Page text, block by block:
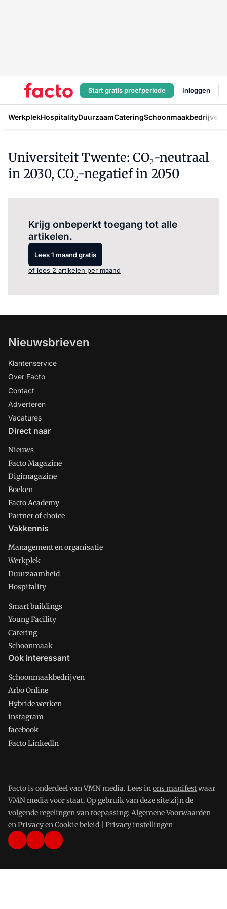
Start gratis proefperiode Inloggen
WerkplekHospitalityDuurzaamCateringSchoonmaakbedrijven
Universiteit Twente: CO₂-neutraal
in 2030, CO₂-negatief in 2050
Krijg onbeperkt toegang tot alle
artikelen.
Lees 1 maand gratis
of lees 2 artikelen per maand
Nieuwsbrieven
Klantenservice
Over Facto
Contact
Adverteren
Vacatures
Direct naar
Nieuws
Facto Magazine
Digimagazine
Boeken
Facto Academy
Partner of choice
Vakkennis
Management en organisatie
Werkplek
Duurzaamheid
Hospitality
Smart buildings
Young Facility
Catering
Schoonmaak
Ook interessant
Schoonmaakbedrijven
Arbo Online
Hybride werken
instagram
facebook
Facto LinkedIn
Facto is onderdeel van VMN media. Lees inons manifestwaar
VMN media voor staat. Op gebruik van deze site zijn de
volgende regelingen van toepassing: Algemene Voorwaarden
enPrivacy en Cookie beleid Privacy instellingen